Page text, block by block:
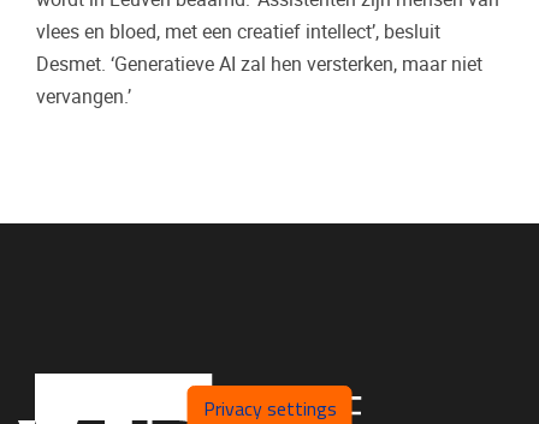
vlees en bloed, met een creatief intellect’, besluit
Desmet. ‘Generatieve AI zal hen versterken, maar niet
vervangen.’
Privacy settings